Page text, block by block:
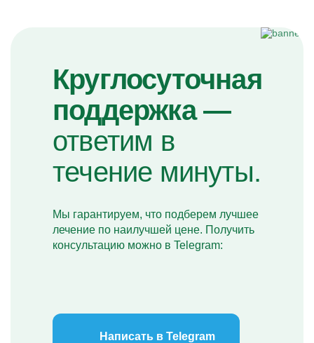
Круглосуточная
поддержка —
ответим в
течение минуты.
Мы гарантируем, что подберем лучшее
лечение по наилучшей цене. Получить
консультацию можно в Telegram:
Написать в Telegram